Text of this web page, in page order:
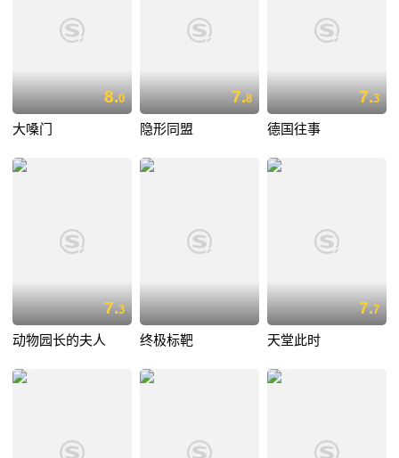
8.0
大嗓门
7.8
隐形同盟
7.3
德国往事
7.3
动物园长的夫人 终极标靶
7.7
天堂此时